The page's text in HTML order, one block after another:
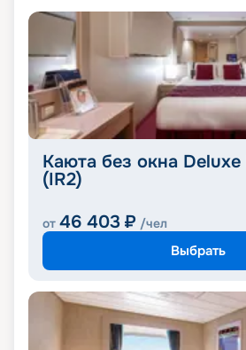
Каюта без окна
(IR2)
от 46 403 ₽ /чел
Выбрать